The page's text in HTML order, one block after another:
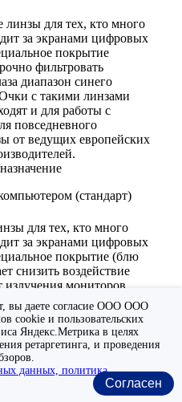
линзы для тех, кто много
за экранами цифровых
покрытие
фильтровать
диапазон синего
с такими линзами
и для работы с
повседневного
от ведущих европейских
(стандарт)
для тех, кто много
за экранами цифровых
покрытие (блю
снизить воздействие
излучения мониторов.
для использования во
не для
Линзы
или Ю.-В. Азии.
(премиум)
вы даете согласие ООО ООО
cookie и пользовательских
Яндекс.Метрика в целях
ретаргетинга, и проведения
данных, политика
Согласен